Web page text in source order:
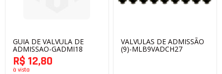
GUIA DE VALVULA DE
ADMISSAO-GADMI18
R$ 12,80
à vista
VALVULAS DE ADMISSÃO
(9)-MLB9VADCH27